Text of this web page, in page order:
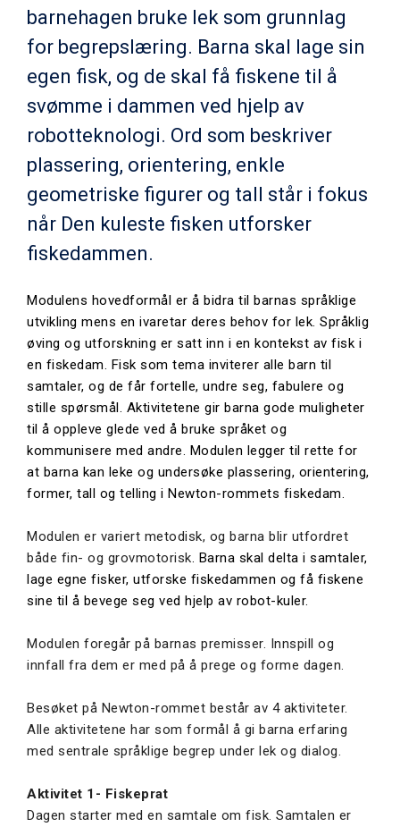
barnehagen bruke lek som grunnlag
for begrepslæring. Barna skal lage sin
egen fisk, og de skal få fiskene til å
svømme i dammen ved hjelp av
robotteknologi. Ord som beskriver
plassering, orientering, enkle
geometriske figurer og tall står i fokus
når Den kuleste fisken utforsker
fiskedammen.
Modulens hovedformål er å bidra til barnas språklige
utvikling mens en ivaretar deres behov for lek. Språklig
øving og utforskning er satt inn i en kontekst av fisk i
en fiskedam. Fisk som tema inviterer alle barn til
samtaler, og de får fortelle, undre seg, fabulere og
stille spørsmål. Aktivitetene gir barna gode muligheter
til å oppleve glede ved å bruke språket og
kommunisere med andre. Modulen legger til rette for
at barna kan leke og undersøke plassering, orientering,
former, tall og telling i Newton-rommets fiskedam.
Modulen er variert metodisk, og barna blir utfordret
både fin- og grovmotorisk. Barna skal delta i samtaler,
lage egne fisker, utforske fiskedammen og få fiskene
sine til å bevege seg ved hjelp av robot-kuler.
Modulen foregår på barnas premisser. Innspill og
innfall fra dem er med på å prege og forme dagen.
Besøket på Newton-rommet består av 4 aktiviteter.
Alle aktivitetene har som formål å gi barna erfaring
med sentrale språklige begrep under lek og dialog.
Aktivitet 1- Fiskeprat
Dagen starter med en samtale om fisk. Samtalen er